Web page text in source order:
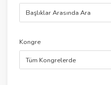
Başlıklar Arasında Ara
Kongre
Tüm Kongrelerde